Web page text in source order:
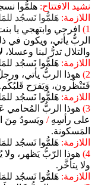
نشيد الافتتاح: هلمُّوا
اللازمة: هَلمُّوا نَسجُد
1)
افرحي وابتهجي يا
الربُّ يأتي، ويكون في
والتلال تدرُّ لبنا
اللازمة: هَلمُّوا نَسجُد
2) هوذا الربُّ يأتي،
فَتَنْظُرون، وَيَفرَح قَلبُكُم.
اللازمة: هَلمُّوا نَسجُد
3) هوذا الربُّ المُحامي
على رأسِهِ/ ويَسودُ مِنَ
المَسكونة.
اللازمة: هَلمُّوا نَسجُد
4) هوذا الرّبُّ يَظهر،
ولا يتأخَّر.
اللازمة: هَلمُّوا نَسجُد